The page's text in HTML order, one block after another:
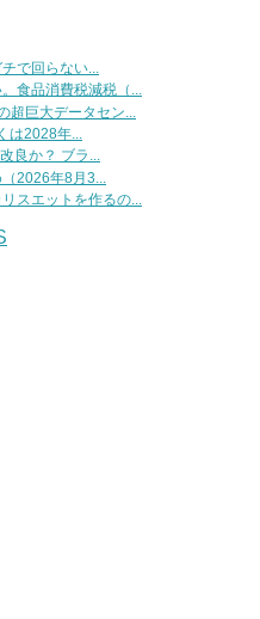
で回らない...
食品消費税減税（...
巨大データセン...
は2028年...
良か？ ブラ...
2026年8月3...
スエットを作るの...